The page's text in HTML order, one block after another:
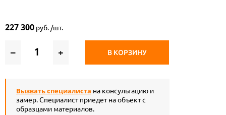
227 300 руб. /шт.
– + В КОРЗИНУ
Вызвать специалиста на консультацию и
замер. Специалист приедет на объект с
образцами материалов.